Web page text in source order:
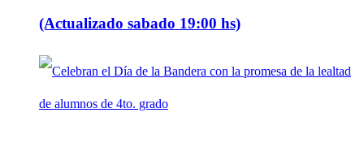
(Actualizado sabado 19:00 hs)